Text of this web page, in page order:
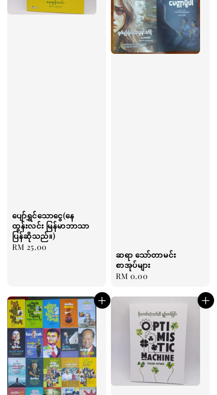
ပျော်ရွှင်သောငွေ(နေ
ထွန်းလင်း မြန်မာဘာသာ
ပြန်ဆိုသည်။)
Regular
RM 25.00
ဆရာ သော်တာမင်း
စာအုပ်များ
Regular
RM 0.00